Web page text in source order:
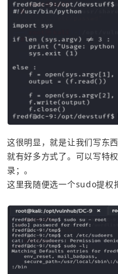
这很明显，就是让我们写东
就有好多方式了。可以写特
录；。
这里我随便选一个sudo提权